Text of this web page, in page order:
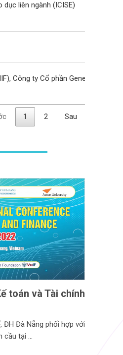
liên ngành (ICISE)
Công ty Cổ phần GeneStory và
1 2 Sau
toán và Tài chính
ĐH Đà Nẵng phối hợp với
cầu tại